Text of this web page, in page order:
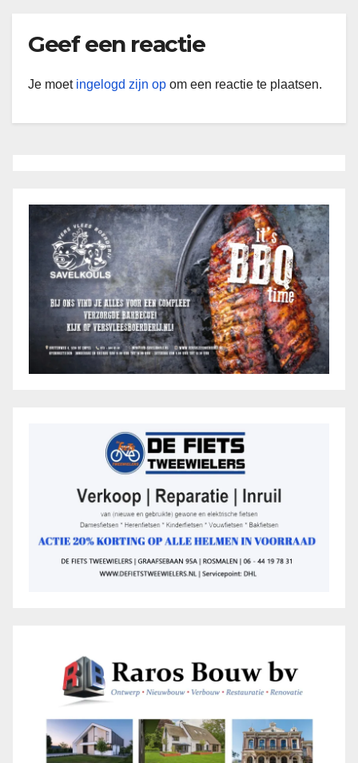
Geef een reactie
Je moet ingelogd zijn op om een reactie te plaatsen.